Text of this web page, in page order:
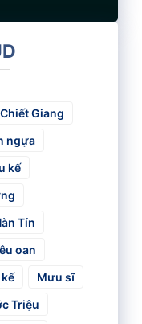
Chiết Giang
ngựa
kế
Tín
oan
Mưu sĩ
Triệu